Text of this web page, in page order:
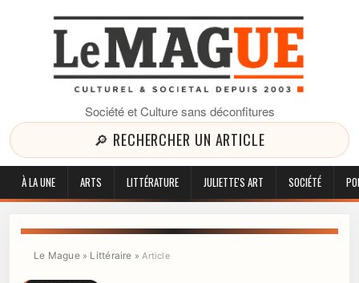
Société et Culture sans déconfitures
🔎 RECHERCHER UN ARTICLE
À LA UNE ARTS LITTÉRATURE JULIETTE'S ART SOCIÉTÉ
Le Mague» Littéraire »Article